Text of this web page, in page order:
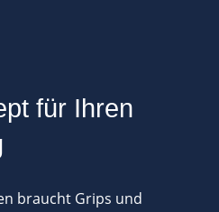
für Ihren
braucht Grips und